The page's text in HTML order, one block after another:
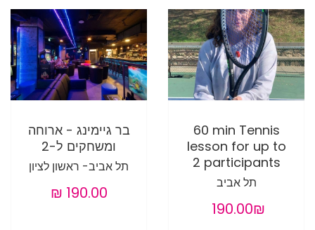
60 min Tennis
lesson for up to
2 participants
תל אביב
‏190.00 ‏₪
בר גיימינג - ארוחה
ומשחקים ל-2
תל אביב- ראשון לציון